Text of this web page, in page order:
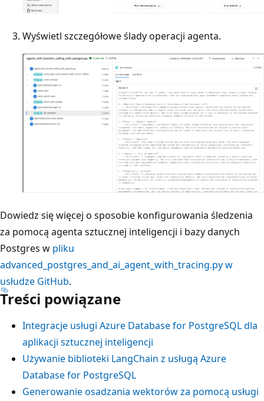
Wyświetl szczegółowe ślady operacji agenta.
Dowiedz się więcej o sposobie konfigurowania śledzenia
za pomocą agenta sztucznej inteligencji i bazy danych
Postgres w pliku
advanced_postgres_and_ai_agent_with_tracing.py w
usłudze GitHub.
Treści powiązane
Integracje usługi Azure Database for PostgreSQL dla
aplikacji sztucznej inteligencji
Używanie biblioteki LangChain z usługą Azure
Database for PostgreSQL
Generowanie osadzania wektorów za pomocą usługi